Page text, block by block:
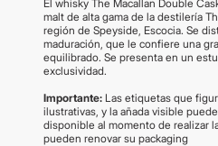
El whisky The Macallan Double
malt de alta gama de la destilería
región de Speyside, Escocia. Se
maduración, que le confiere una
equilibrado. Se presenta en un
exclusividad.
Importante:Las etiquetas que
ilustrativas, y la añada visible
disponible al momento de realizar
pueden renovar su packaging